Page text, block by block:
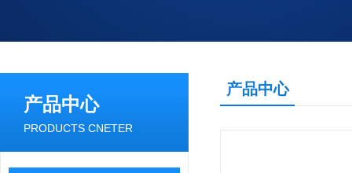
产品中心
PRODUCTS CNETER
产品中心